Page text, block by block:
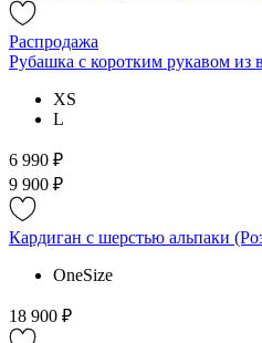
Распродажа
Рубашка с коротким рукавом из
XS
L
6 990 ₽
9 900 ₽
Кардиган с шерстью альпаки
OneSize
18 900 ₽